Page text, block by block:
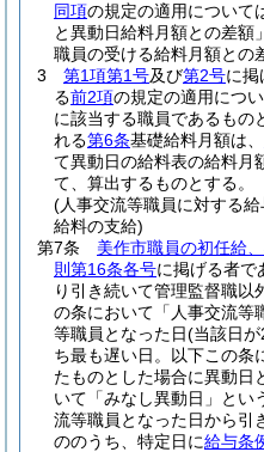
同項の規定の適用について
と異動日給料月額との差額
職員の受ける給料月額との
3
第1項第1号及び第2号に掲
る前2項の規定の適用につ
に該当する職員であるもの
れる第6条基礎給料月額は、
て異動日の給料表の給料月
て、算出するものとする。
(人事交流等職員に対する
給料の支給)
第7条
美作市職員の初任給
則第16条各号に掲げる者で
り引き続いて管理監督職以
の条において「人事交流等
等職員となった日(当該日が
ち最も遅い日。以下この条
たものとした場合に異動日
いて「みなし異動日」とい
流等職員となった日から引
ののうち、特定日に給与条